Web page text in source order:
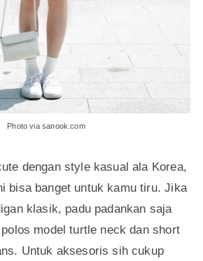
Photo via sanook.com
dengan style kasual ala Korea,
bisa banget untuk kamu tiru. Jika
klasik, padu padankan saja
model turtle neck dan short
Untuk aksesoris sih cukup